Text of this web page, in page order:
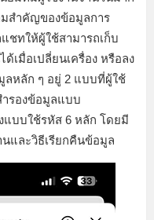
มสำคัญของข้อมูลการ
ชทให้ผู้ใช้สามารถเก็บ
เมื่อเปลี่ยนเครื่อง หรือลง
ลหลัก ๆ อยู่ 2 แบบที่ผู้ใช้
ำรองข้อมูลแบบ
แบบใช้รหัส 6 หลัก โดยมี
และวิธีเรียกคืนข้อมูล